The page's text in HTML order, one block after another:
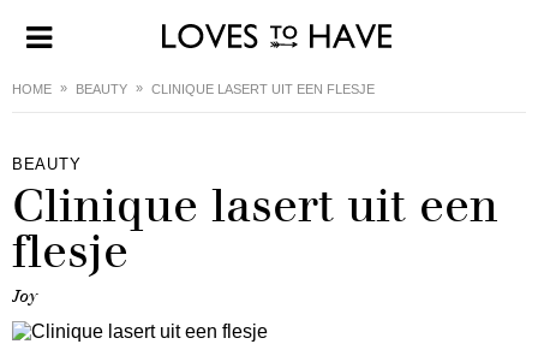
HOME BEAUTY CLINIQUE LASERT UIT EEN FLESJE
BEAUTY
Clinique lasert uit een
flesje
Joy